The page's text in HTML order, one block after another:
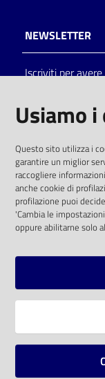
on line
Eventi
Chiedi al
bibliotecario
Avvisi
NEWSLETTER
Iscriviti per
solo alle
comunitaria
SOCIAL
Vai alla
Usiamo i
Questo sito utilizza i
garantire un miglior
raccogliere
anche cookie di
profilazione puoi
'Cambia le
oppure abilitarne solo